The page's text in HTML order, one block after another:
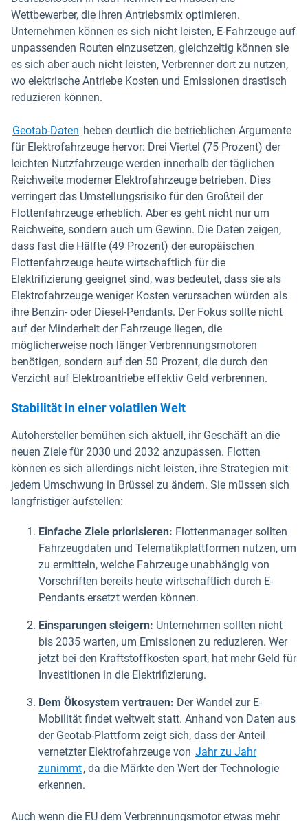
Wettbewerber, die ihren Antriebsmix optimieren.
Unternehmen können es sich nicht leisten, E-Fahrzeuge auf
unpassenden Routen einzusetzen, gleichzeitig können sie
es sich aber auch nicht leisten, Verbrenner dort zu nutzen,
wo elektrische Antriebe Kosten und Emissionen drastisch
reduzieren können.
Geotab-Daten heben deutlich die betrieblichen Argumente
für Elektrofahrzeuge hervor: Drei Viertel (75 Prozent) der
leichten Nutzfahrzeuge werden innerhalb der täglichen
Reichweite moderner Elektrofahrzeuge betrieben. Dies
verringert das Umstellungsrisiko für den Großteil der
Flottenfahrzeuge erheblich. Aber es geht nicht nur um
Reichweite, sondern auch um Gewinn. Die Daten zeigen,
dass fast die Hälfte (49 Prozent) der europäischen
Flottenfahrzeuge heute wirtschaftlich für die
Elektrifizierung geeignet sind, was bedeutet, dass sie als
Elektrofahrzeuge weniger Kosten verursachen würden als
ihre Benzin- oder Diesel-Pendants. Der Fokus sollte nicht
auf der Minderheit der Fahrzeuge liegen, die
möglicherweise noch länger Verbrennungsmotoren
benötigen, sondern auf den 50 Prozent, die durch den
Verzicht auf Elektroantriebe effektiv Geld verbrennen.
Stabilität in einer volatilen Welt
Autohersteller bemühen sich aktuell, ihr Geschäft an die
neuen Ziele für 2030 und 2032 anzupassen. Flotten
können es sich allerdings nicht leisten, ihre Strategien mit
jedem Umschwung in Brüssel zu ändern. Sie müssen sich
langfristiger aufstellen:
Einfache Ziele priorisieren: Flottenmanager sollten
Fahrzeugdaten und Telematikplattformen nutzen, um
zu ermitteln, welche Fahrzeuge unabhängig von
Vorschriften bereits heute wirtschaftlich durch E-
Pendants ersetzt werden können.
Einsparungen steigern: Unternehmen sollten nicht
bis 2035 warten, um Emissionen zu reduzieren. Wer
jetzt bei den Kraftstoffkosten spart, hat mehr Geld für
Investitionen in die Elektrifizierung.
Dem Ökosystem vertrauen: Der Wandel zur E-
Mobilität findet weltweit statt. Anhand von Daten aus
der Geotab-Plattform zeigt sich, dass der Anteil
vernetzter Elektrofahrzeuge von Jahr zu Jahr
zunimmt, da die Märkte den Wert der Technologie
erkennen.
Auch wenn die EU dem Verbrennungsmotor etwas mehr